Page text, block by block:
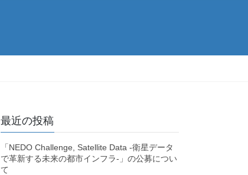
最近の投稿
「NEDO Challenge, Satellite Data -衛星データ
で革新する未来の都市インフラ-」の公募につい
て